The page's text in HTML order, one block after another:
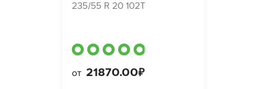
235/55 R 20 102T
от 21870.00₽